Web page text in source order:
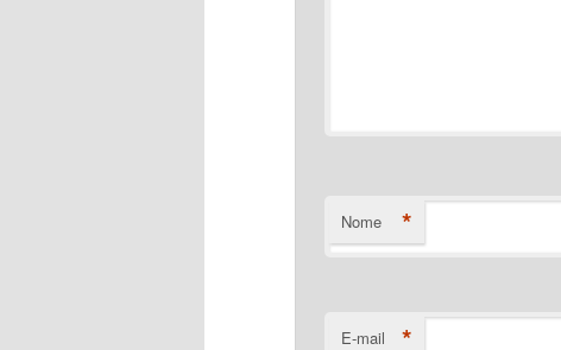
Nome *
E-mail *